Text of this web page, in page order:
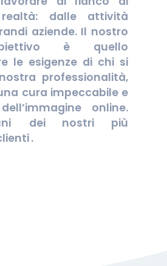
realtà: dalle attività
aziende. Il nostro
è quello
le esigenze di chi si
professionalità,
cura impeccabile e
immagine online.
dei nostri più
.